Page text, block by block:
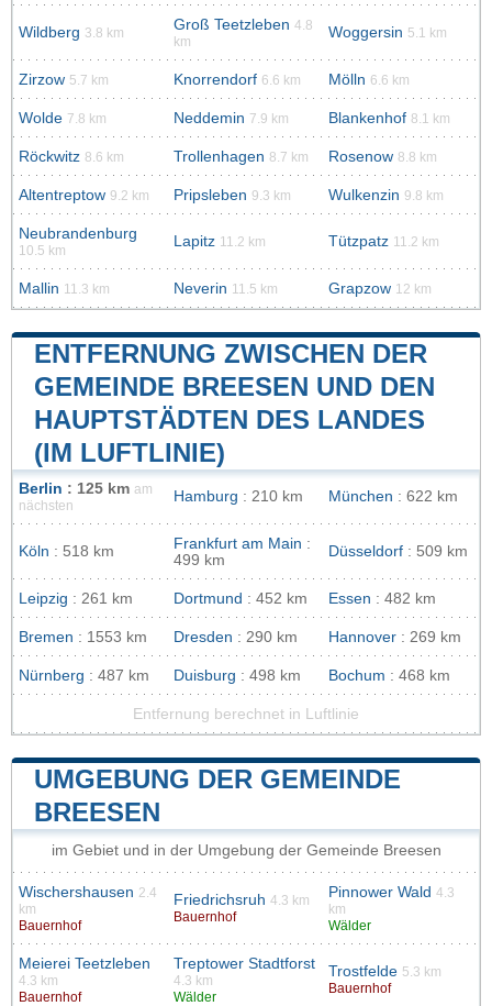
Wildberg 3.8 km Groß Teetzleben 4.8
km
Woggersin 5.1 km
Zirzow 5.7 km Knorrendorf 6.6 km Mölln 6.6 km
Wolde 7.8 km Neddemin 7.9 km Blankenhof 8.1 km
Röckwitz 8.6 km Trollenhagen 8.7 km Rosenow 8.8 km
Altentreptow 9.2 km Pripsleben 9.3 km Wulkenzin 9.8 km
Neubrandenburg
10.5 km
Lapitz 11.2 km Tützpatz 11.2 km
Mallin 11.3 km Neverin 11.5 km Grapzow 12 km
ENTFERNUNG ZWISCHEN DER
GEMEINDE BREESEN UND DEN
HAUPTSTÄDTEN DES LANDES
(IM LUFTLINIE)
Berlin : 125 km am
nächsten
Hamburg : 210 km München : 622 km
Köln : 518 km Frankfurt am Main :
499 km
Düsseldorf : 509 km
Leipzig : 261 km Dortmund : 452 km Essen : 482 km
Bremen : 1553 km Dresden : 290 km Hannover : 269 km
Nürnberg : 487 km Duisburg : 498 km Bochum : 468 km
Entfernung berechnet in Luftlinie
UMGEBUNG DER GEMEINDE
BREESEN
im Gebiet und in der Umgebung der Gemeinde Breesen
Wischershausen 2.4
km
Bauernhof
Friedrichsruh 4.3 km
Bauernhof
Pinnower Wald 4.3
km
Wälder
Meierei Teetzleben
4.3 km
Bauernhof
Treptower Stadtforst
4.3 km
Wälder
Trostfelde 5.3 km
Bauernhof